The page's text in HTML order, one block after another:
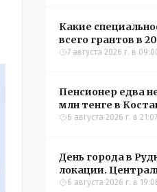
Какие
всего грантов в
7 августа 2026 г. в
Пенсионер едва
млн тенге в
6 августа 2026 г. в 21:07
День города в
локации.
всех желающих
6 августа 2026 г. в